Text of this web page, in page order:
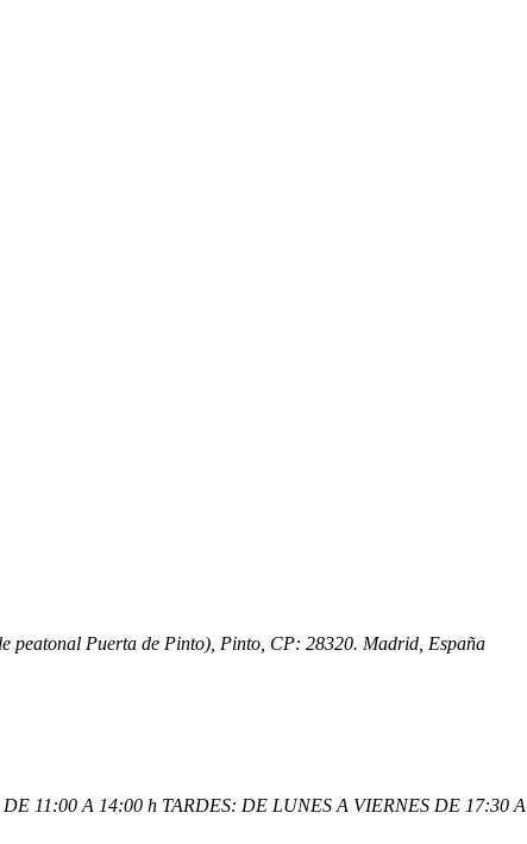
peatonal Puerta de Pinto), Pinto, CP: 28320. Madrid, España
11:00 A 14:00 h TARDES: DE LUNES A VIERNES DE 17:30